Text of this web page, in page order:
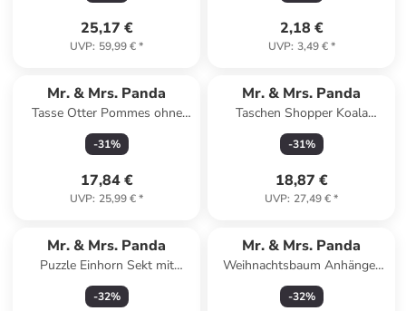
25,17 €
UVP: 59,99 €*
2,18 €
UVP: 3,49 €*
Mr. & Mrs. Panda
Tasse Otter Pommes ohne
Spruch in Türkis
-31%
17,84 €
UVP: 25,99 €*
Mr. & Mrs. Panda
Taschen Shopper Koala
Familie mit Spruch in Blau
Pastell
-31%
18,87 €
UVP: 27,49 €*
Mr. & Mrs. Panda
Puzzle Einhorn Sekt mit
Spruch in Rot Pastell
-32%
Mr. & Mrs. Panda
Weihnachtsbaum Anhänger
Igel Herzen Design ohne... in
Weiß
-32%